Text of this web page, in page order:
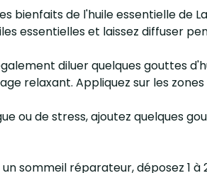
bienfaits de l'huile essentielle de
essentielles et laissez diffuser
diluer quelques gouttes
relaxant. Appliquez sur les
ou de stress, ajoutez quelques
sommeil réparateur, déposez 1